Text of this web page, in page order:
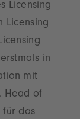
Licensing
Licensing
in
mit
Head of
für das